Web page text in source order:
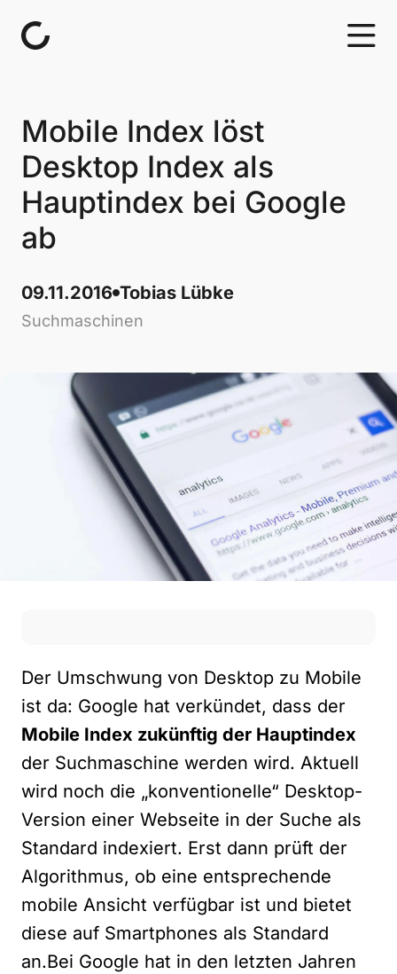
Mobile Index löst
Desktop Index als
Hauptindex bei Google
ab
09.11.2016 Tobias Lübke
Suchmaschinen
Der Umschwung von Desktop zu Mobile
ist da: Google hat verkündet, dass der
Mobile Index zukünftig der Hauptindex
der Suchmaschine werden wird. Aktuell
wird noch die „konventionelle“ Desktop-
Version einer Webseite in der Suche als
Standard indexiert. Erst dann prüft der
Algorithmus, ob eine entsprechende
mobile Ansicht verfügbar ist und bietet
diese auf Smartphones als Standard
an.Bei Google hat in den letzten Jahren